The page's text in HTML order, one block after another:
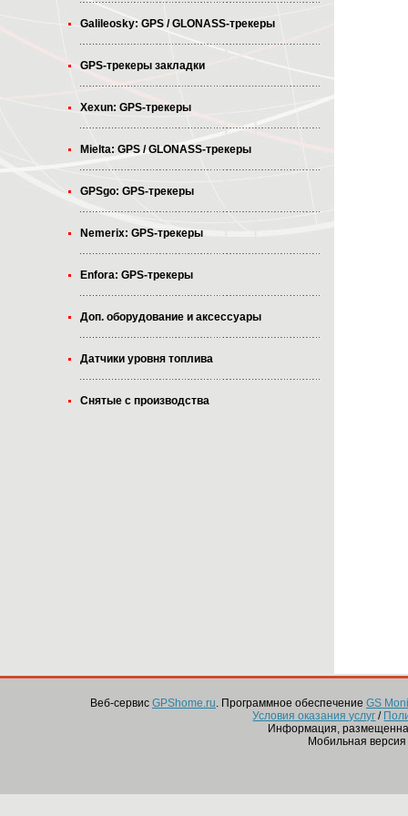
Galileosky: GPS / GLONASS-трекеры
GPS-трекеры закладки
Xexun: GPS-трекеры
Mielta: GPS / GLONASS-трекеры
GPSgo: GPS-трекеры
Nemerix: GPS-трекеры
Enfora: GPS-трекеры
Доп. оборудование и аксессуары
Датчики уровня топлива
Снятые с производства
Веб-сервис GPShome.ru. Программное обеспечение GS
Условия оказания услуг /
Информация,
Мобильная